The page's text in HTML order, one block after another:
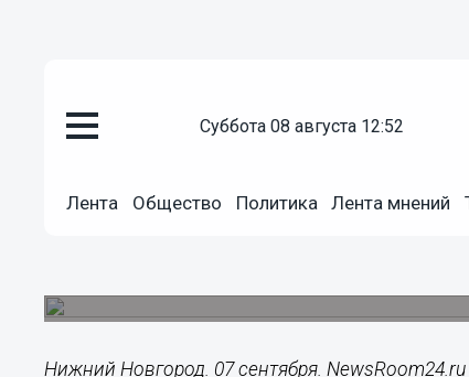
суббота 08 августа 12:52
Лента Общество Политика Лента мнений
Расписание электрички
Нижний Новгород. 07 сентября. NewsRoom24.ru